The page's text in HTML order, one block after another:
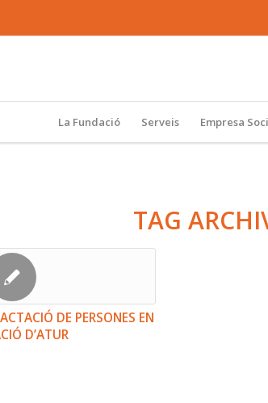
La Fundació Serveis Empresa
TAG
DE PERSONES EN
D’ATUR